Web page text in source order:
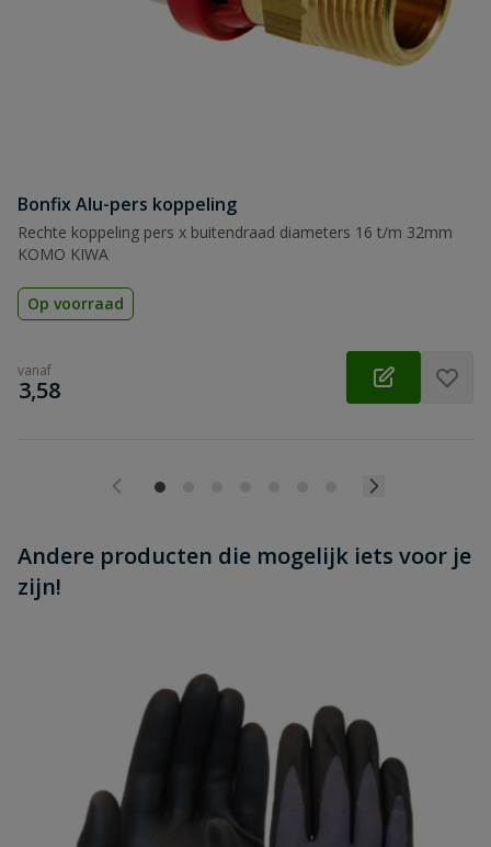
Beoordeling versturen
Bonfix Alu-pers koppeling
Rechte koppeling pers x buitendraad diameters 16 t/m 32mm
KOMO KIWA
Op voorraad
vanaf
€
3,58
Andere producten die mogelijk iets voor je
zijn!